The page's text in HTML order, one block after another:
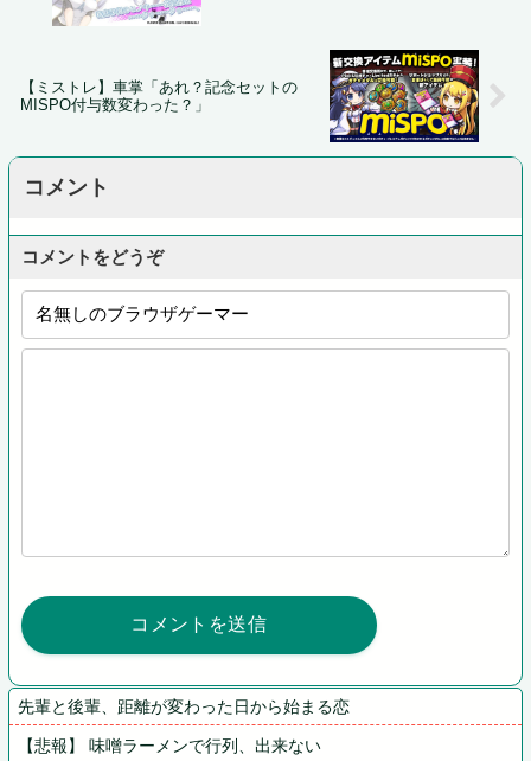
【ミストレ】車掌「あれ？記念セットの
MISPO付与数変わった？」
コメント
コメントをどうぞ
先輩と後輩、距離が変わった日から始まる恋
【悲報】 味噌ラーメンで行列、出来ない